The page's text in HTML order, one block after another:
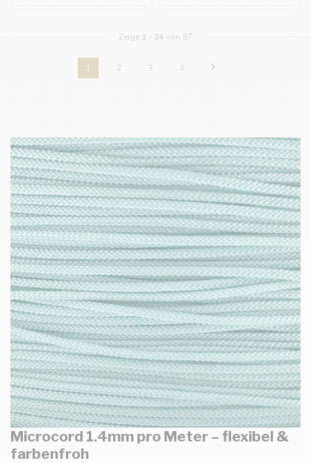
Zeige 1 - 24 von 87
1 2 3 4
Microcord 1.4mm pro Meter – flexibel &
farbenfroh